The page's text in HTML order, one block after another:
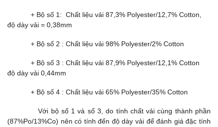
+ Bộ số 1: Chất liệu vải 87,3% Polyester/12,7% Cotton,
độ dày vải = 0,38mm
+ Bộ số 2 : Chất liệu vải 98% Polyester/2% Cotton
+ Bộ số 3 : Chất liệu vải 87,9% Polyester/12,1% Cotton
độ dày vải 0,44mm
+ Bộ số 4 : Chất liệu vải 65% Polyester/35% Cotton
Với bộ số 1 và số 3, do tính chất vải cùng thành phần
(87%Po/13%Co) nên có tính đến độ dày vải để đánh giá đặc tính